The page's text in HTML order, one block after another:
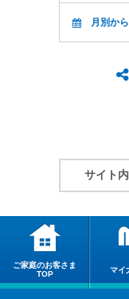
月別か
ご家庭のお客さま
TOP
マイ